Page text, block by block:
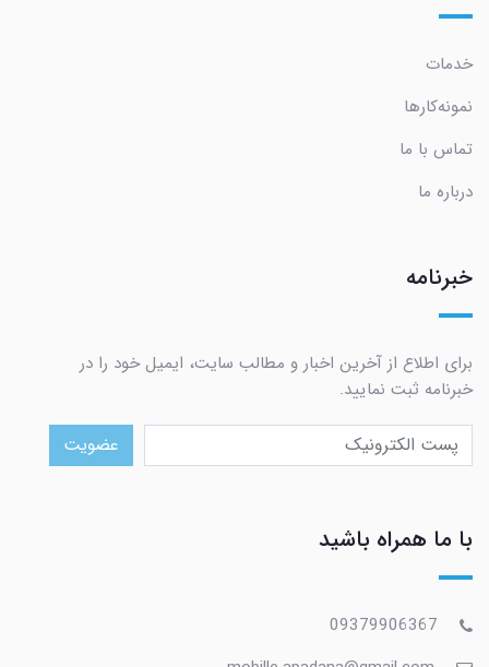
خدمات
نمونه‌کارها
تماس با ما
درباره ما
خبرنامه
برای اطلاع از آخرین اخبار و مطالب سایت، ایمیل خود را در
خبرنامه ثبت نمایید.
عضویت
با ما همراه باشید
09379906367